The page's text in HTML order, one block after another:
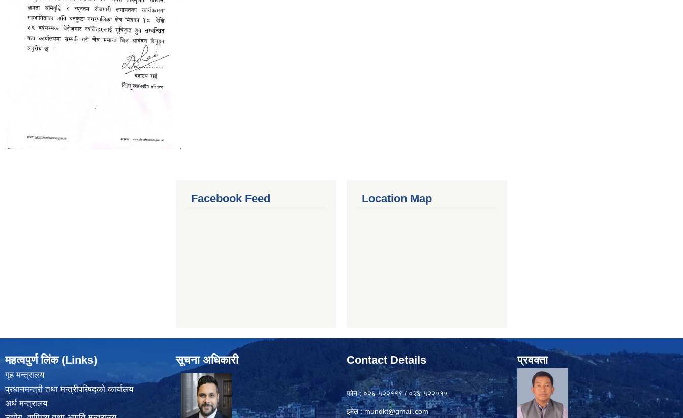
Facebook Feed Location Map
महत्वपुर्ण लिंक (Links)
गृह मन्त्रालय
प्रधानमन्त्री तथा मन्त्रीपरिषद्को कार्यालय
अर्थ मन्त्रालय
सूचना अधिकारी Contact Details
फोन : ०२६-५२२११९ / ०२६-५२२५१५
इमेल :mundkt@gmail.com
प्रवक्ता